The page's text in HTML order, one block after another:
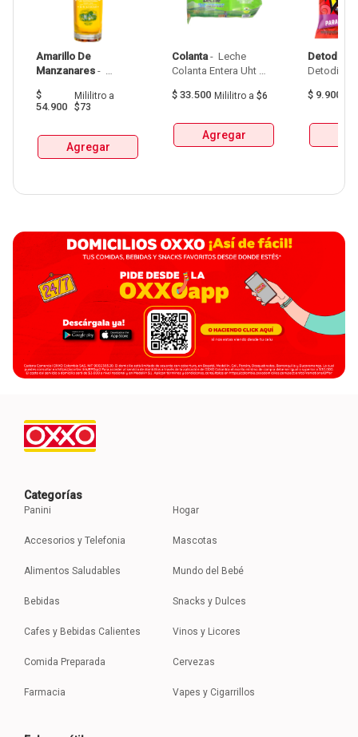
Amarillo De
Manzanares -
De Manzanares
$
54.900
Mililitroa
$73
Agregar
Colanta - Leche
Colanta Entera Uht
$ 33.500 Mililitro a $6
Agregar
Detodito
$ 9.900
Categorías
Panini
Accesorios y Telefonia
Alimentos Saludables
Bebidas
Cafes y Bebidas Calientes
Comida Preparada
Farmacia
Hogar
Mascotas
Mundo del Bebé
Snacks y Dulces
Vinos y Licores
Cervezas
Vapes y Cigarrillos